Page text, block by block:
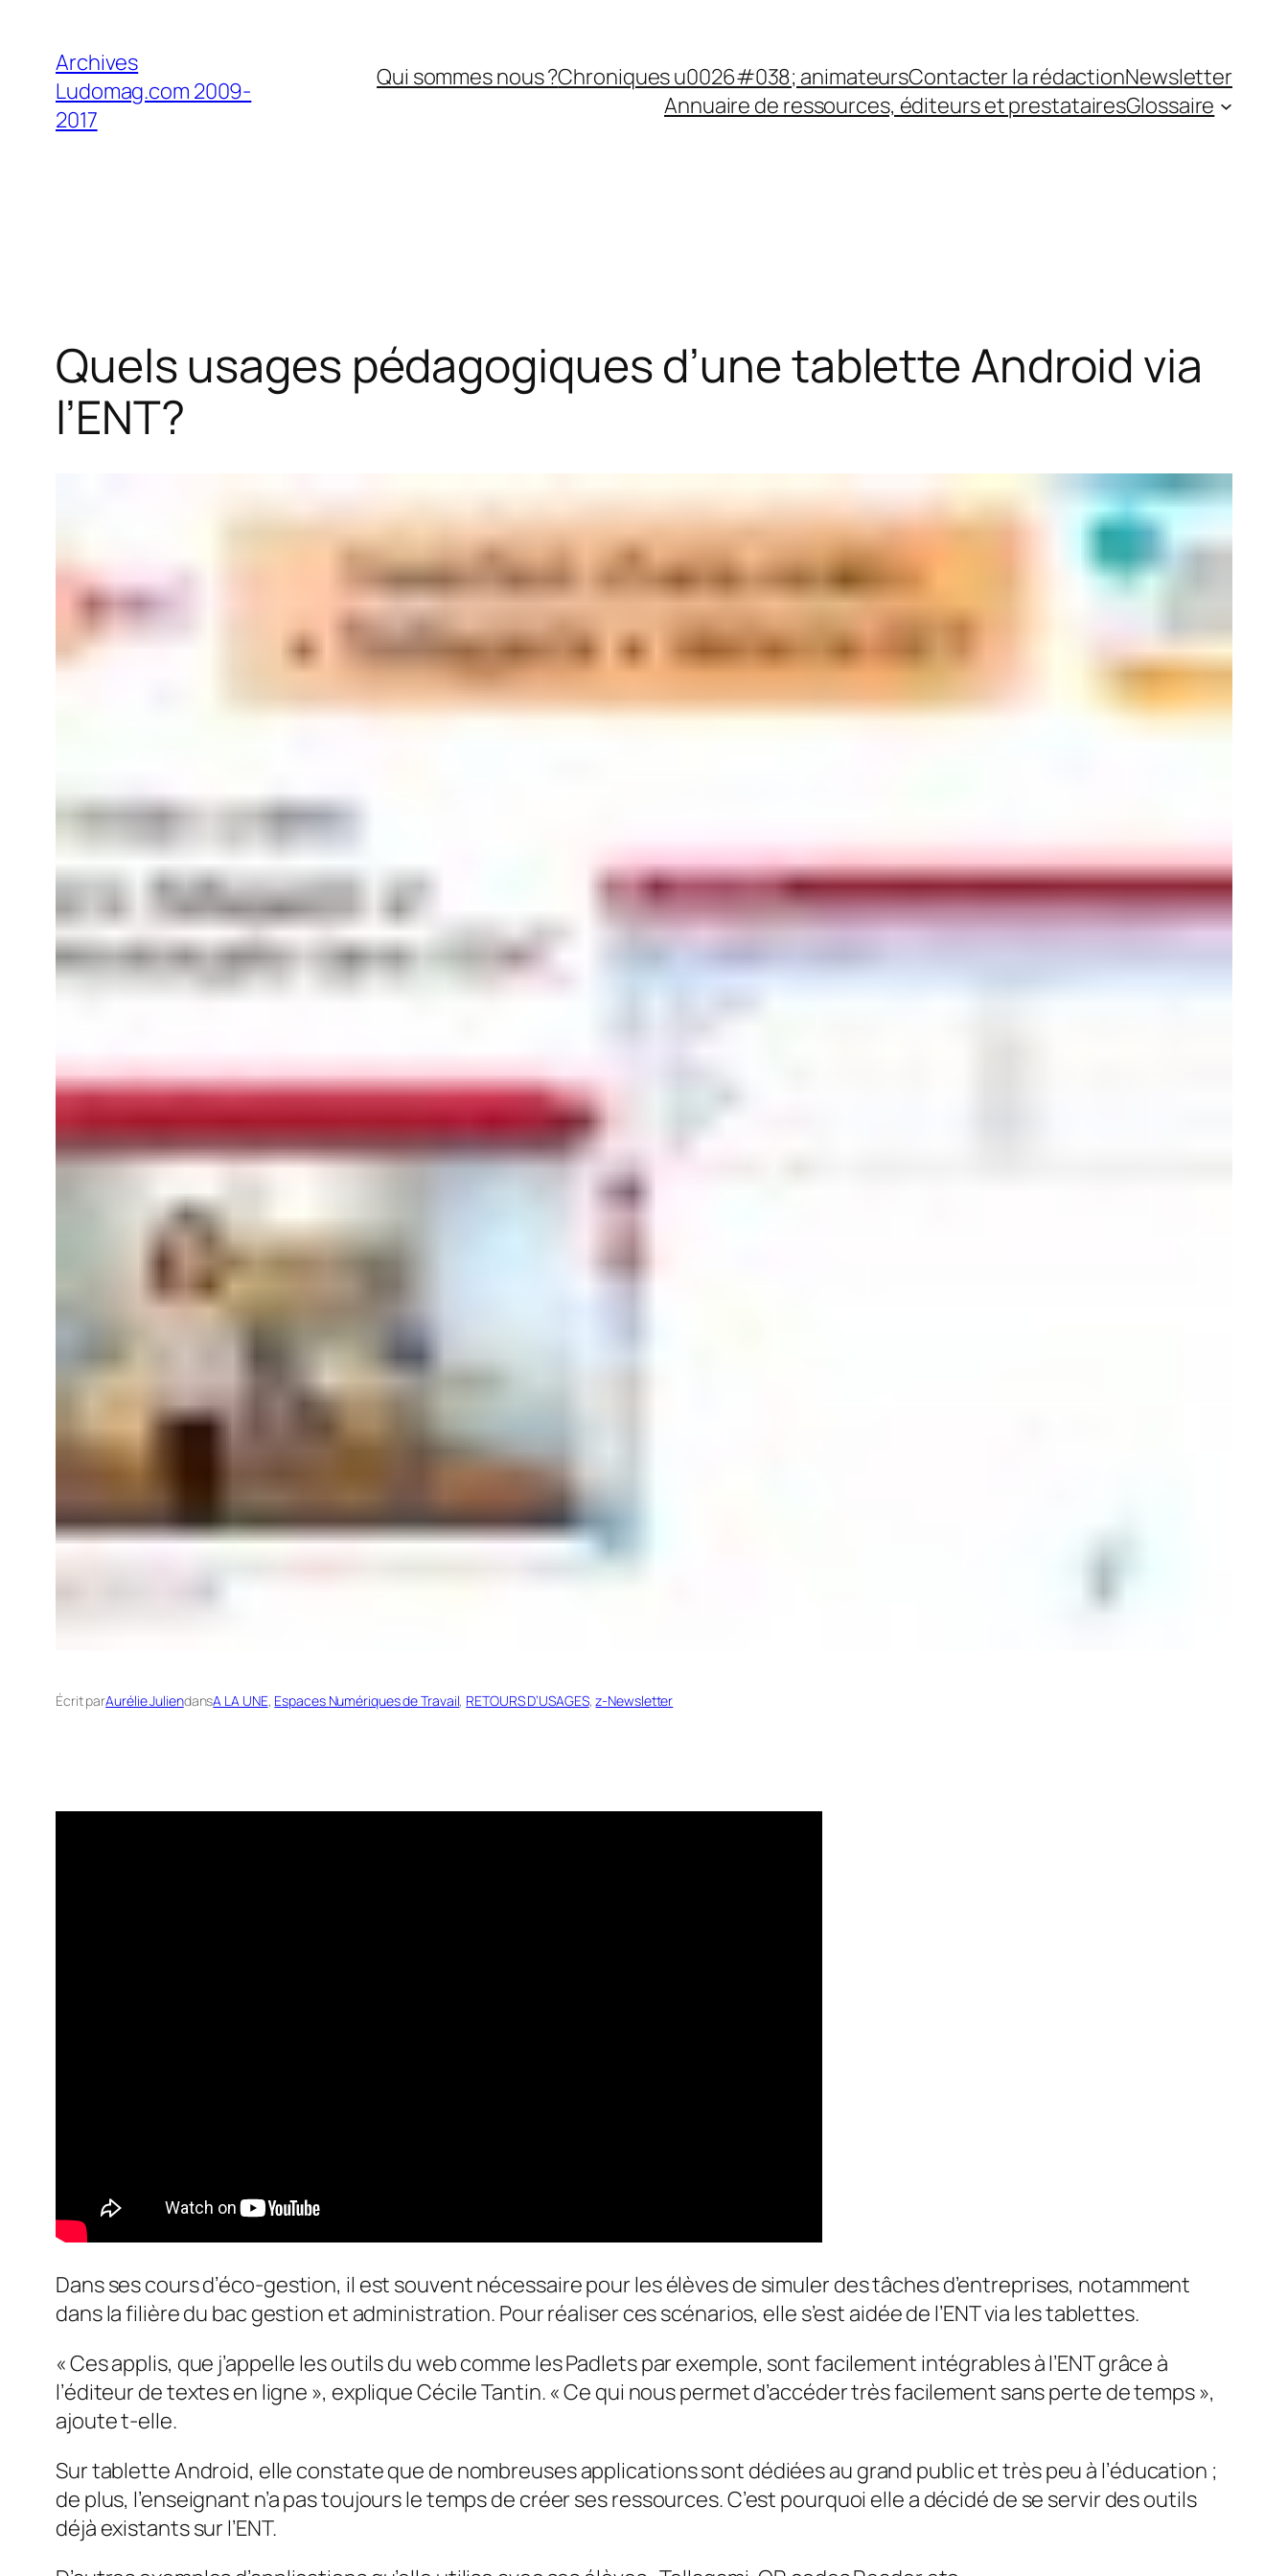
contenu
Archives
Ludomag.com 2009-
2017
Qui sommes nous ?Chroniques u0026#038; animateursContacter la rédactionNewsletter
Annuaire de ressources, éditeurs et prestatairesGlossaire
Quels usages pédagogiques d’une tablette Android via
l’ENT?
Écrit parAurélie JuliendansA LA UNE, Espaces Numériques de Travail, RETOURS D’USAGES, z-Newsletter
Dans ses cours d’éco-gestion, il est souvent nécessaire pour les élèves de simuler des tâches d’entreprises, notamment
dans la filière du bac gestion et administration. Pour réaliser ces scénarios, elle s’est aidée de l’ENT via les tablettes.
«Ces applis, que j’appelle les outils du web comme les Padlets par exemple, sont facilement intégrables à l’ENT grâce à
l’éditeur de textes en ligne », explique Cécile Tantin. «Ce qui nous permet d’accéder très facilement sans perte de temps»,
ajoute t-elle.
Sur tablette Android, elle constate que de nombreuses applications sont dédiées au grand public et très peu à l’éducation ;
de plus, l’enseignant n’a pas toujours le temps de créer ses ressources. C’est pourquoi elle a décidé de se servir des outils
déjà existants sur l’ENT.